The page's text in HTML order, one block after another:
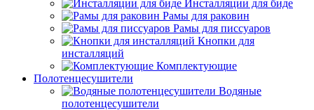
Инсталляции для биде
Рамы для раковин
Рамы для писсуаров
Кнопки для
инсталляций
Комплектующие
Полотенцесушители
Водяные
полотенцесушители